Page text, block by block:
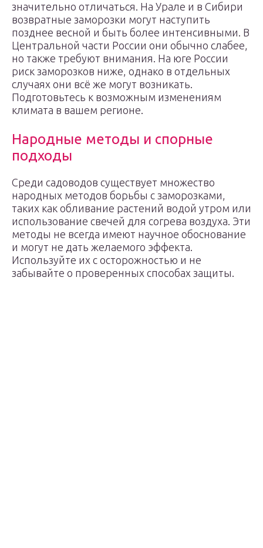
значительно отличаться. На Урале и в Сибири
возвратные заморозки могут наступить
позднее весной и быть более интенсивными. В
Центральной части России они обычно слабее,
но также требуют внимания. На юге России
риск заморозков ниже, однако в отдельных
случаях они всё же могут возникать.
Подготовьтесь к возможным изменениям
климата в вашем регионе.
Народные методы и спорные
подходы
Среди садоводов существует множество
народных методов борьбы с заморозками,
таких как обливание растений водой утром или
использование свечей для согрева воздуха. Эти
методы не всегда имеют научное обоснование
и могут не дать желаемого эффекта.
Используйте их с осторожностью и не
забывайте о проверенных способах защиты.